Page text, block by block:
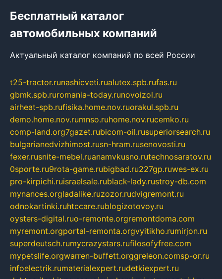
Бесплатный каталог
автомобильных компаний
Актуальный каталог компаний по всей России
t25-tractor.runashicveti.rualutex.spb.rufas.ru
gbmk.spb.ruromania-today.runovoizol.ru
airheat-spb.rufisika.home.nov.ruorakul.spb.ru
demo.home.nov.rumnso.ruhome.nov.rucemko.ru
comp-land.org7gazet.rubicom-oil.rusuperiorsearch.ru
bulgarianedvizhimost.rusn-hram.rusenovosti.ru
fexer.rusnite-mebel.ruanamvkusno.rutechnosaratov.ru
0sporte.ru9rota-game.rubigbad.ru227gp.ruwes-ex.ru
pro-kirpichi.ruisraelsale.rublack-lady.rustroy-db.com
mynances.orgladalike.ruzozor.rudvigremont.ru
odnokartinki.ruhtccare.rublogizotovoy.ru
oysters-digital.ruo-remonte.orgremontdoma.com
myremont.orgportal-remonta.orgvyitikho.rumirjon.ru
superdeutsch.rumycrazystars.rufilosofyfree.com
mypetslife.orgwarren-buffett.orggreleon.comsp-or.ru
infoelectrik.rumaterialexpert.rudetkiexpert.ru